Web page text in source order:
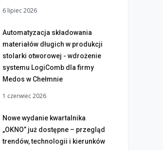
6 lipiec 2026
Automatyzacja składowania
materiałów długich w produkcji
stolarki otworowej - wdrożenie
systemu LogiComb dla firmy
Medos w Chełmnie
1 czerwiec 2026
Nowe wydanie kwartalnika
„OKNO” już dostępne – przegląd
trendów, technologii i kierunków